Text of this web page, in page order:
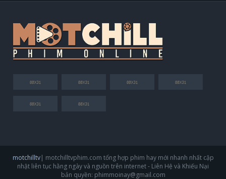
motchilltv| motchilltvphim.com tổng hợp phim hay mới nhanh nhất cập
nhật liên tục hằng ngày và nguồn trên internet - Liên Hệ và Khiếu Nại
bản quyền: phimmoinay@gmail.com